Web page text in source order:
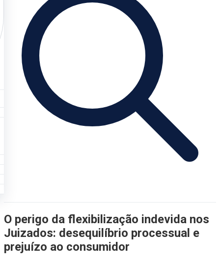
O perigo da flexibilização indevida nos
Juizados: desequilíbrio processual e
prejuízo ao consumidor